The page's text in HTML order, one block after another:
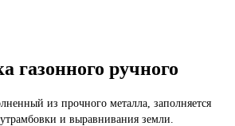
газонного ручного
из прочного металла, заполняется
и выравнивания земли.